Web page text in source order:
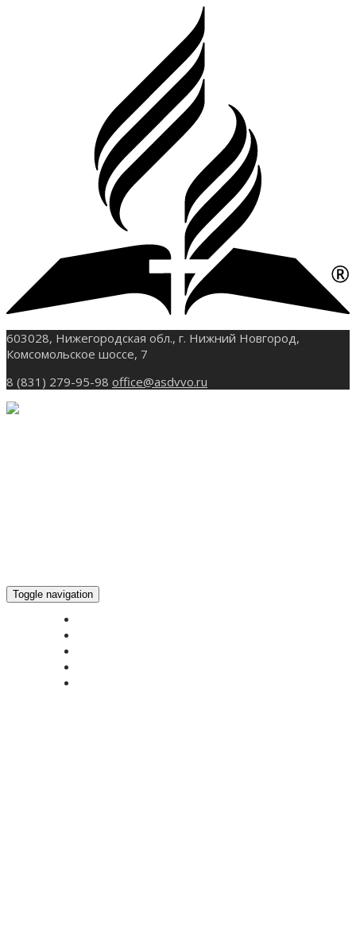
603028, Нижегородская обл., г. Нижний Новгород,
Комсомольское шоссе, 7
8 (831) 279-95-98 office@asdvvo.ru
Toggle navigation